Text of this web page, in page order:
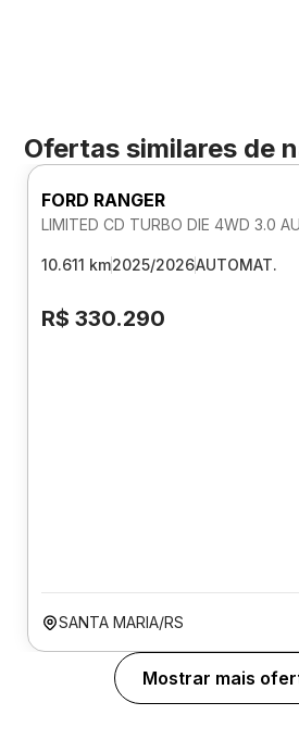
Ofertas similares de
FORD RANGER
10.611 km2025/2026AUTOMAT.
R$ 330.290
SANTA MARIA/RS
Mostrar mais